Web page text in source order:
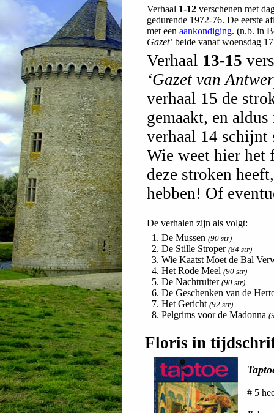
Verhaal 1-12 verschenen met
gedurende 1972-76. De eerste
met een aankondiging. (n.b. in
Gazet’ beide vanaf woensdag
Verhaal 13-15
‘Gazet van
verhaal 15 de
gemaakt, en
verhaal 14 schijnt
Wie weet hier het
deze stroken
hebben! Of
De verhalen zijn als volgt:
1. De Mussen (90 str)
2. De Stille Stroper (84 str)
3. Wie Kaatst Moet de Bal
4. Het Rode Meel (90 str)
5. De Nachtruiter (90 str)
6. De Geschenken van de
7. Het Gericht (92 str)
8. Pelgrims voor de Madonna
Floris in
# 5